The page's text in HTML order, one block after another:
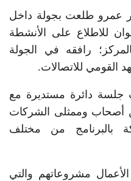
عمرو طلعت بجولة داخل
للاطلاع على الأنشطة
رافقه في الجولة
القومي للاتصالات.
جلسة دائرة مستديرة مع
أصحاب وممثلى الشركات
بالبرنامج من مختلف
مشروعاتهم والتي